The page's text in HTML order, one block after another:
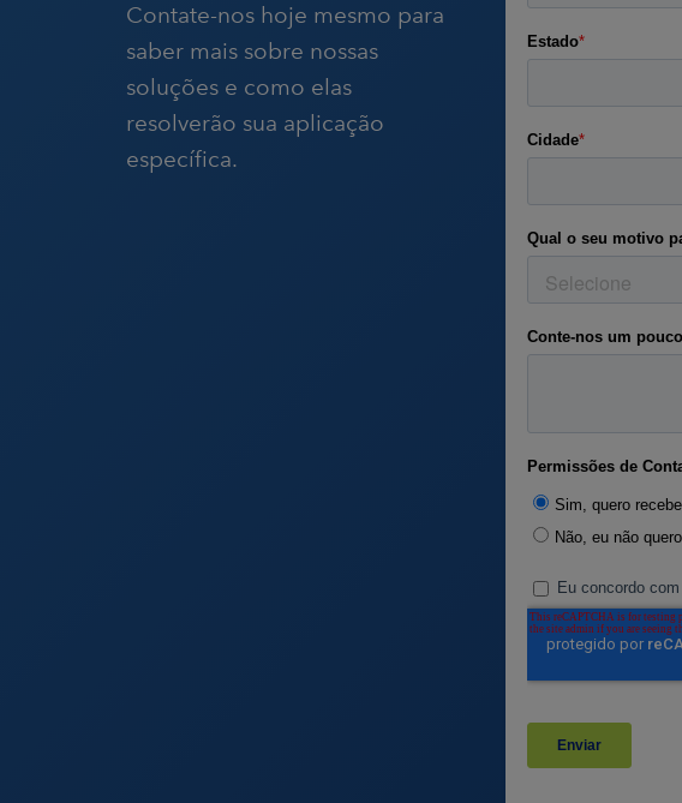
Contate-nos hoje mesmo para
saber mais sobre nossas
soluções e como elas
resolverão sua aplicação
específica.